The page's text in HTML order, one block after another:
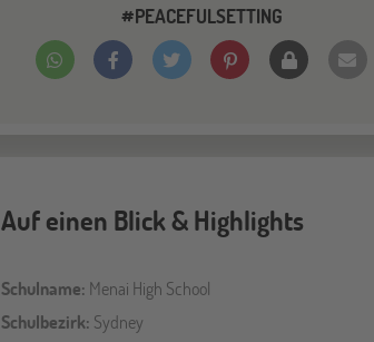
#PEACEFULSETTING
Auf einen Blick & Highlights
Schulname: Menai High School
Schulbezirk: Sydney